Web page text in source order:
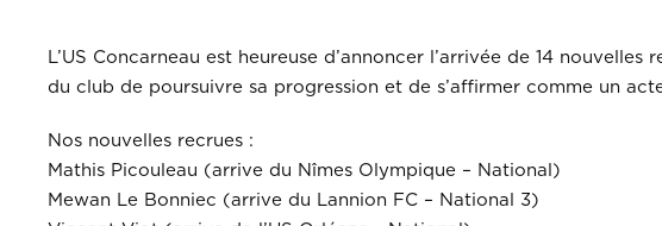
L’US Concarneau est heureuse d’annoncer l’arrivée de 14
du club de poursuivre sa progression et de s’affirmer comme un
Nos nouvelles recrues :
Mathis Picouleau (arrive du Nîmes Olympique – National)
Mewan Le Bonniec (arrive du Lannion FC – National 3)